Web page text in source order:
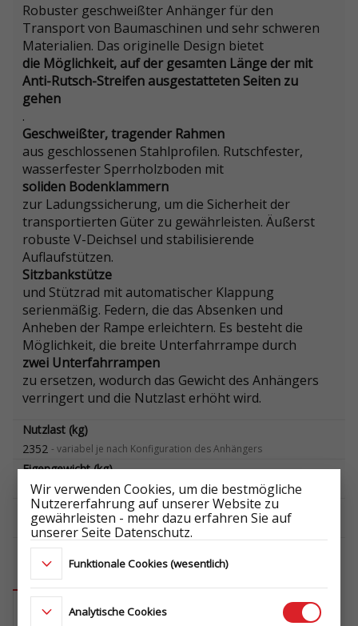
Robuster geschweißter Anhänger für den
Transport von Baumaschinen und sehr schweren
Materialien. Das originelle Design bietet
die Möglichkeit, auf der gesamten Länge der mit
Anti-Rutsch-Streifen ausgestatteten Seiten zu
gehen
.
Geschweißter, tragender Rahmen
aus geschlossenen Stahlprofilen. Rutschfester,
wasserfester Sperrholzboden mit
soliden Bodenklammern
zur Ladungssicherung, um die Sicherheit der
transportierten Güter zu gewährleisten. Äußerst
robuste V-Deichsel und stabilisierende
Auflaufstützen.
Sitzbankstütze
und Stützrad mit automatischer Klappung
serienmäßig. Federn, die das Absenken und
Anheben der Rampe erleichtern. Es besteht die
Möglichkeit, die breite Unterfahrrampe durch
zwei Unterfahrrampen
zu ersetzen, wodurch das Gewicht des Anhängers
verringert und die Nutzlast erhöht wird.
Nutzlast (kg)
2352 - variabel je nach Konfiguration des Anhängers
Eigengewicht (kg)
648 -variabel je nach Konfiguration des Anhängers
Länge der Ladefläche (mm)
3500
Breite der Ladefläche (mm)
1823
Verfügbares Zubehör
Wir verwenden Cookies, um die bestmögliche
Nutzererfahrung auf unserer Website zu
gewährleisten - mehr dazu erfahren Sie auf
unserer Seite Datenschutz.
Funktionale Cookies (wesentlich)
Analytische Cookies